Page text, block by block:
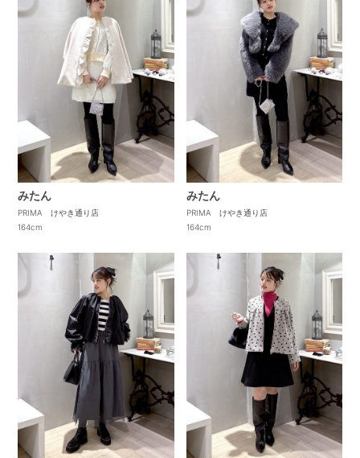
みたん
PRIMA けやき通り店
164cm
みたん
PRIMA けやき通り店
164cm